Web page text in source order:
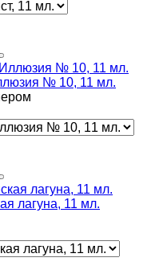
№ 10, 11 мл.
лагуна, 11 мл.